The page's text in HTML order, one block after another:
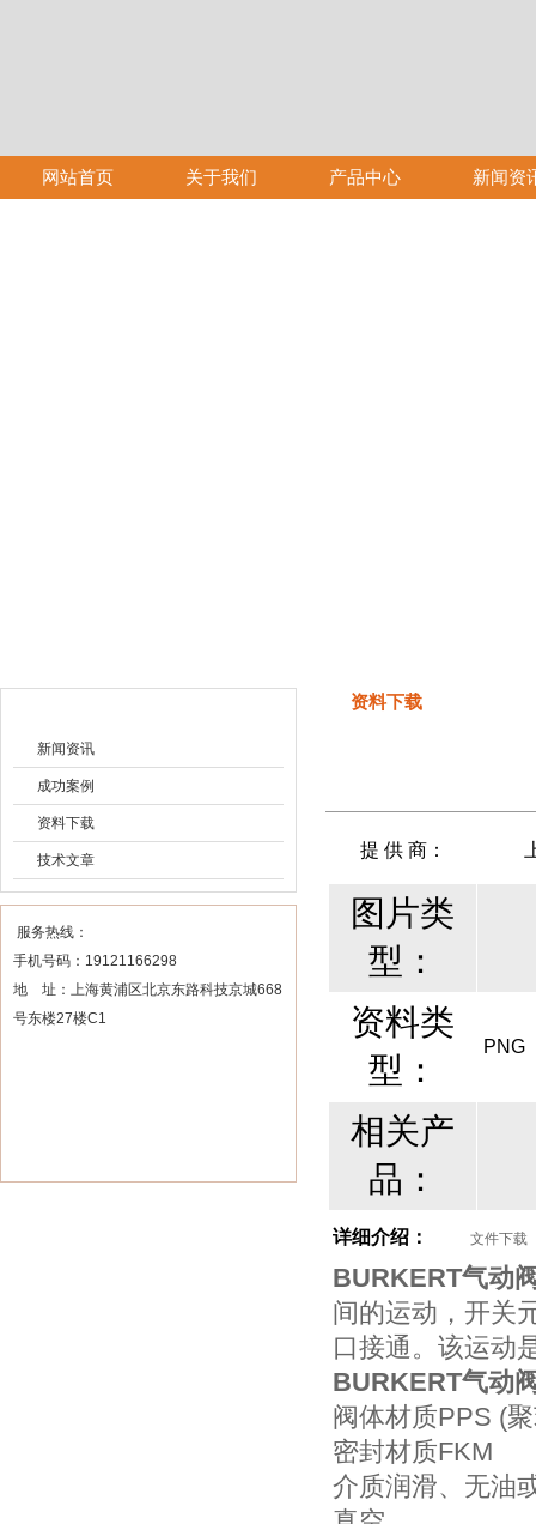
网站首页 关于我们 产品中心 新闻资
新闻资讯
成功案例
资料下载
技术文章
服务热线：
手机号码：19121166298
地 址：上海黄浦区北京东路科技京城668
号东楼27楼C1
资料下载
提 供 商：
图片类
型：
资料类
型：
PNG
相关产
品：
详细介绍： 文件下载
BURKERT气动
间的运动，开关
口接通。该运动
BURKERT气动
阀体材质PPS (
密封材质FKM
介质润滑、无油